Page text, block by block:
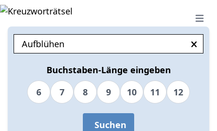
Open
Buchstaben-Länge eingeben
6
7 8 9 10 11 12
Suchen